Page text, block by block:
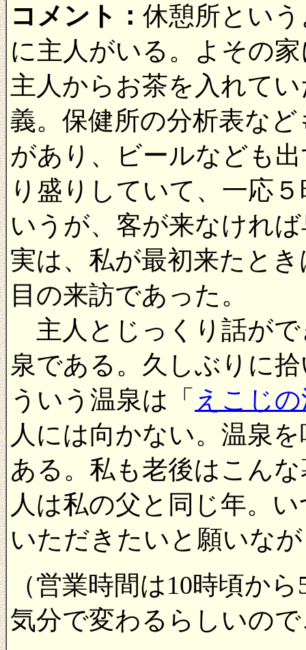
コメント： 休憩所とい
に主人がいる。よその
主人からお茶を入れて
義。保健所の分析表な
があり、ビールなども
り盛りしていて、一応
いうが、客が来なけれ
実は、私が最初来たと
目の来訪であった。
主人とじっくり話がで
泉である。久しぶりに
ういう温泉は「 えこじ
人には向かない。温泉
ある。私も老後はこん
人は私の父と同じ年。
いただきたいと願いな
（営業時間は10時頃か
気分で変わるらしいの